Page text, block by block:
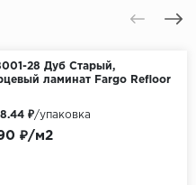
28 Дуб Старый,
ламинат Fargo Refloor
₽/м2
₽/упаковка